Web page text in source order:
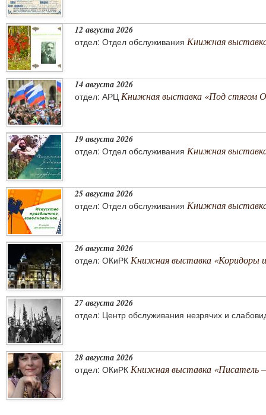
12 августа 2026
отдел: Отдел обслуживания Книжная
14 августа 2026
отдел: АРЦ Книжная выставка «Под стягом
19 августа 2026
отдел: Отдел обслуживания Книжная
25 августа 2026
отдел: Отдел обслуживания Книжная
26 августа 2026
отдел: ОКиРК Книжная выставка «Коридоры
27 августа 2026
отдел: Центр обслуживания незрячих и
28 августа 2026
отдел: ОКиРК Книжная выставка «Писатель